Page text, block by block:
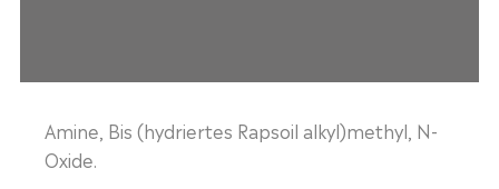
Amine, Bis (hydriertes Rapsoil alkyl)methyl, N-
Oxide.